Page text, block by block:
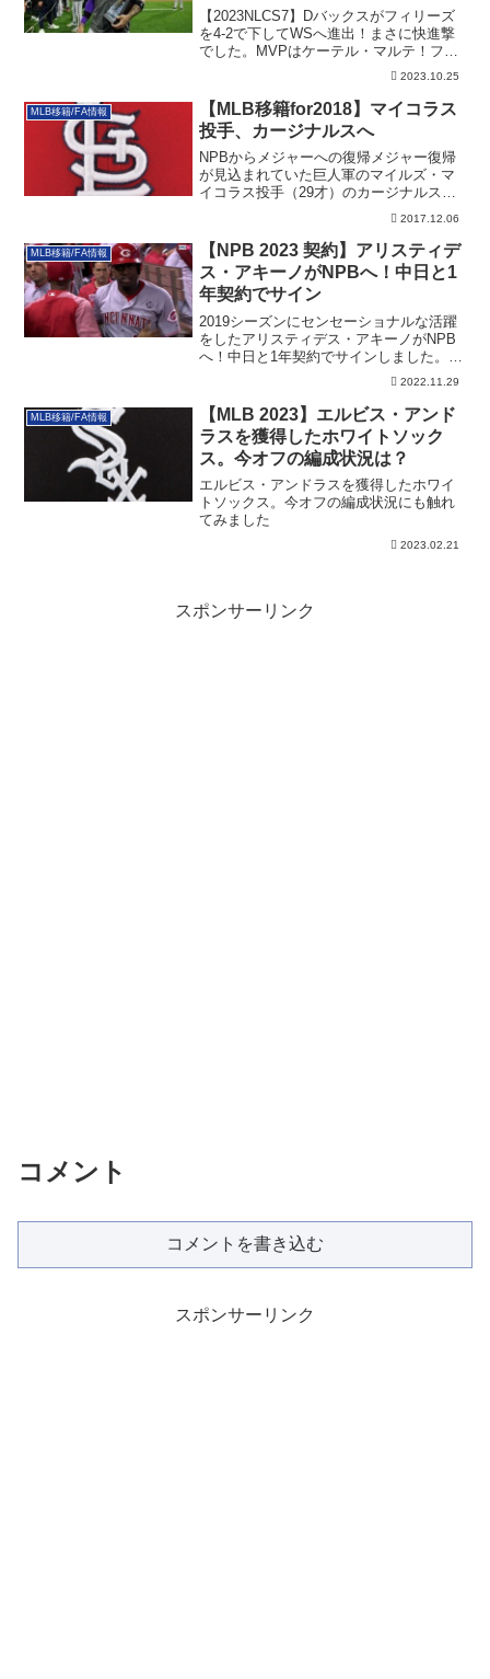
【2023NLCS7】Dバックスがフィリーズ
を4-2で下してWSへ進出！まさに快進撃
でした。MVPはケーテル・マルテ！フィ
リーズは打線が沈黙しました。 2023.10.25
MLB移籍/FA情報
【MLB移籍for2018】マイコラス
投手、カージナルスへ
NPBからメジャーへの復帰メジャー復帰
が見込まれていた巨人軍のマイルズ・マ
イコラス投手（29才）のカージナルス入
2017.12.06
MLB移籍/FA情報
【NPB 2023 契約】アリスティデ
ス・アキーノがNPBへ！中日と1
年契約でサイン
2019シーズンにセンセーショナルな活躍
をしたアリスティデス・アキーノがNPB
へ！中日と1年契約でサインしました。そ
のアキーノの詳細を記載しています。
2022.11.29
MLB移籍/FA情報
【MLB 2023】エルビス・アンド
ラスを獲得したホワイトソック
ス。今オフの編成状況は？
エルビス・アンドラスを獲得したホワイ
トソックス。今オフの編成状況にも触れ
てみました
2023.02.21
スポンサーリンク
コメント
コメントを書き込む
スポンサーリンク